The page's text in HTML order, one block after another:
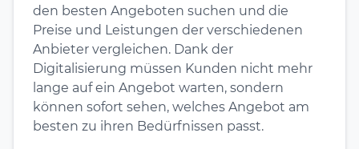
den besten Angeboten suchen und die
Preise und Leistungen der verschiedenen
Anbieter vergleichen. Dank der
Digitalisierung müssen Kunden nicht mehr
lange auf ein Angebot warten, sondern
können sofort sehen, welches Angebot am
besten zu ihren Bedürfnissen passt.